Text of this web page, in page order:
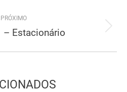
PRÓXIMO
Next
– Estacionário